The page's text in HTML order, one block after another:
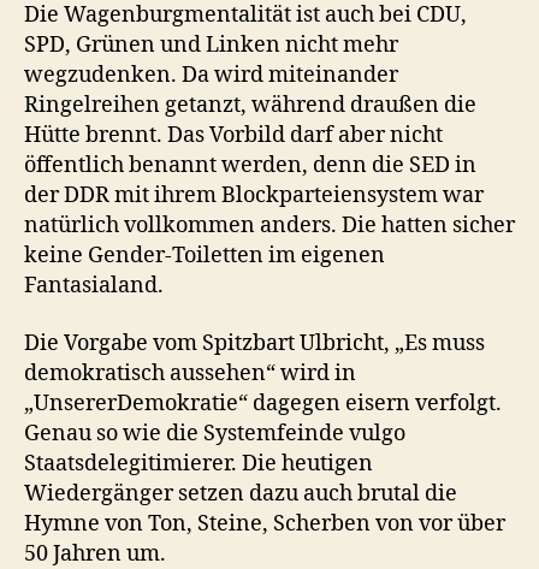
Die Wagenburgmentalität ist auch bei CDU,
SPD, Grünen und Linken nicht mehr
wegzudenken. Da wird miteinander
Ringelreihen getanzt, während draußen die
Hütte brennt. Das Vorbild darf aber nicht
öffentlich benannt werden, denn die SED in
der DDR mit ihrem Blockparteiensystem war
natürlich vollkommen anders. Die hatten sicher
keine Gender-Toiletten im eigenen
Fantasialand.
Die Vorgabe vom Spitzbart Ulbricht, „Es muss
demokratisch aussehen“ wird in
„UnsererDemokratie“ dagegen eisern verfolgt.
Genau so wie die Systemfeinde vulgo
Staatsdelegitimierer. Die heutigen
Wiedergänger setzen dazu auch brutal die
Hymne von Ton, Steine, Scherben von vor über
50 Jahren um.